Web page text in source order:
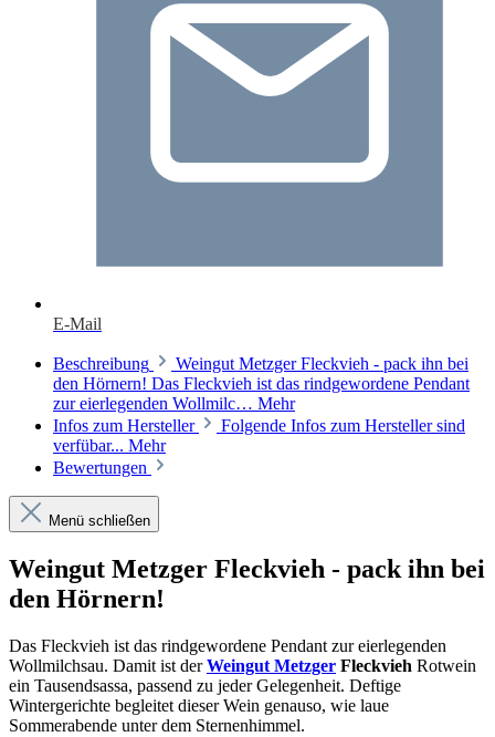
E-Mail
Beschreibung
Weingut Metzger Fleckvieh - pack ihn bei
den Hörnern! Das Fleckvieh ist das rindgewordene Pendant
zur eierlegenden Wollmilc… Mehr
Infos zum Hersteller
Folgende Infos zum Hersteller sind
verfübar... Mehr
Bewertungen
Menü schließen
Weingut Metzger Fleckvieh - pack ihn bei
den Hörnern!
Das Fleckvieh ist das rindgewordene Pendant zur eierlegenden
Wollmilchsau. Damit ist derWeingut Metzger Fleckvieh Rotwein
ein Tausendsassa, passend zu jeder Gelegenheit. Deftige
Wintergerichte begleitet dieser Wein genauso, wie laue
Sommerabende unter dem Sternenhimmel.